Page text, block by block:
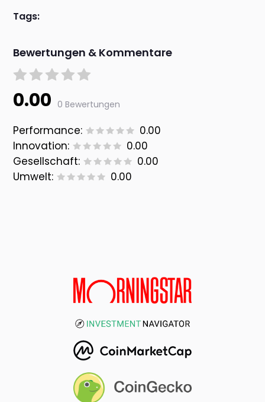
Tags:
Bewertungen & Kommentare
0.00 0 Bewertungen
Performance:
0.00
Innovation:
0.00
Gesellschaft:
0.00
Umwelt:
0.00